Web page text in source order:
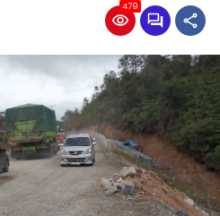
479